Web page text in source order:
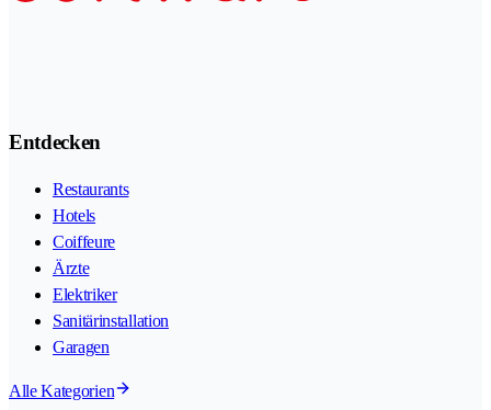
Entdecken
Restaurants
Hotels
Coiffeure
Ärzte
Elektriker
Sanitärinstallation
Garagen
Alle Kategorien